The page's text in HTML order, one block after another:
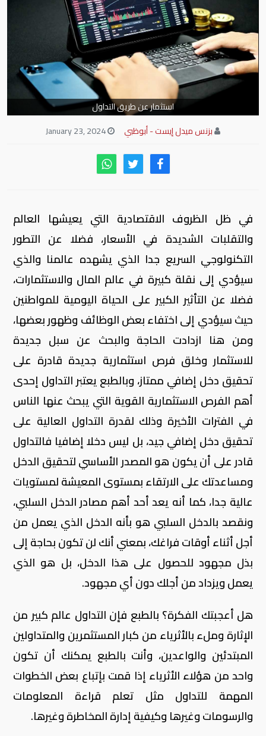
استثمار عن طريق التداول
بزنس ميدل إيست - أبوظبي
في ظل الظروف الاقتصادية التي يعيشها العالم
والتقلبات الشديدة في الأسعار، فضلا عن التطور
التكنولوجي السريع جدا الذي يشهده عالمنا والذي
سيؤدي إلى نقلة كبيرة في عالم المال والاستثمارات،
فضلا عن التأثير الكبير على الحياة اليومية للمواطنين
حيث سيؤدي إلى اختفاء بعض الوظائف وظهور بعضها،
ومن هنا ازدادت الحاجة والبحث عن سبل جديدة
للاستثمار وخلق فرص استثمارية جديدة قادرة على
تحقيق دخل إضافي ممتاز، وبالطبع يعتبر التداول إحدى
أهم الفرص الاستثمارية القوية التي يبحث عنها الناس
في الفترات الأخيرة وذلك لقدرة التداول العالية على
تحقيق دخل إضافي جيد، بل ليس دخلا إضافيا فالتداول
قادر على أن يكون هو المصدر الأساسي لتحقيق الدخل
ومساعدتك على الارتقاء بمستوى المعيشة لمستويات
عالية جدا، كما أنه يعد أحد أهم مصادر الدخل السلبي،
ونقصد بالدخل السلبي هو بأنه الدخل الذي يعمل من
أجل أثناء أوقات فراغك، بمعني أنك لن تكون بحاجة إلى
بذل مجهود للحصول على هذا الدخل، بل هو الذي
يعمل ويزداد من أجلك دون أي مجهود.
هل أعجبتك الفكرة؟ بالطبع فإن التداول عالم كبير من
الإثارة وملء بالأثرياء من كبار المستثمرين والمتداولين
المبتدئين والواعدين، وأنت بالطبع يمكنك أن تكون
واحد من هؤلاء الأثرياء إذا قمت بإتباع بعض الخطوات
المهمة للتداول مثل تعلم قراءة المعلومات
والرسومات وغيرها وكيفية إدارة المخاطرة وغيرها.